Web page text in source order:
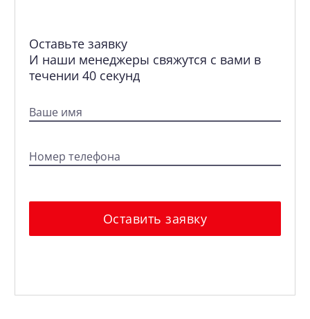
Оставьте заявку
И наши менеджеры свяжутся с вами в
течении 40 секунд
Ваше имя
Номер телефона
Оставить заявку